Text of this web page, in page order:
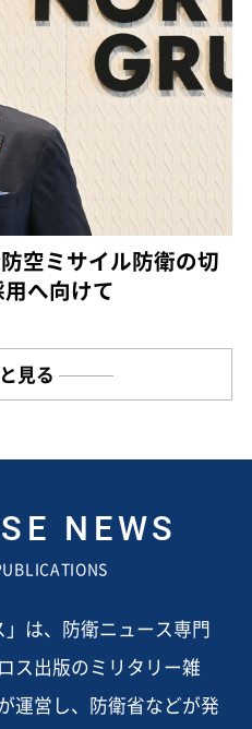
空ミサイル防衛の切
へ向けて
見る
NEWS
」は、防衛ニュース専門
ス出版のミリタリー雑
運営し、防衛省などが発